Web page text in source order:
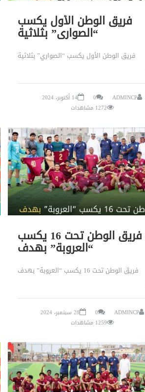
فريق الوطن الأول يكسب
“الصواري” بثلاثية
فريق الوطن الأول يكسب “الصواري” بثلاثية
ADMINCP
0
14 أكتوبر، 2024
1272 مشاهدات
فريق الوطن تحت 16 يكسب
“العروبة” بهدف
فريق الوطن تحت 16 يكسب “العروبة” بهدف
ADMINCP
0
28 سبتمبر، 2024
1259 مشاهدات